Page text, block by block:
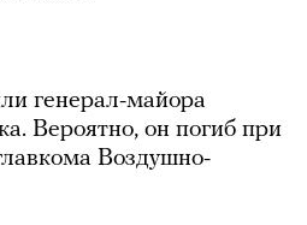
генерал-майора
Вероятно, он погиб при
Воздушно-